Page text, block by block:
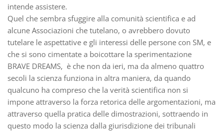
intende assistere.
Quel che sembra sfuggire alla comunità scientifica e ad
alcune Associazioni che tutelano, o avrebbero dovuto
tutelare le aspettative e gli interessi delle persone con SM, e
che si sono cimentate a boicottare la sperimentazione
BRAVE DREAMS, è che non da ieri, ma da almeno quattro
secoli la scienza funziona in altra maniera, da quando
qualcuno ha compreso che la verità scientifica non si
impone attraverso la forza retorica delle argomentazioni, ma
attraverso quella pratica delle dimostrazioni, sottraendo in
questo modo la scienza dalla giurisdizione dei tribunali